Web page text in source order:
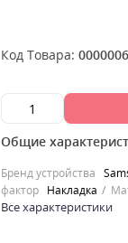
Код Товара:
Общие
Бренд устройства
фактор
Накладка
Все характеристики